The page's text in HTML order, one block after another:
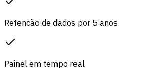
Retenção de dados por 5 anos
Painel em tempo real